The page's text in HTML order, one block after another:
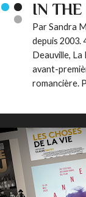
IN
Par Sandra
depuis 2003.
Deauville, La
avant-
romancière.